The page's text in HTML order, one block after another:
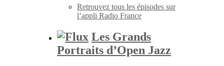
Retrouvez tous les épisodes sur
l’appli Radio France
Les Grands
Portraits d’Open Jazz